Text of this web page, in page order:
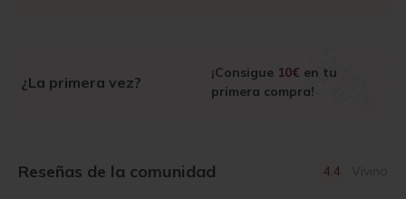
¿La primera vez?
¡Consigue 10€ en tu
primera compra!
Reseñas de la comunidad 4.4 Vivino